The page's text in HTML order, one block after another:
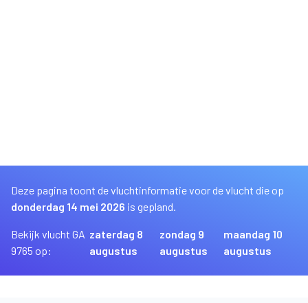
Deze pagina toont de vluchtinformatie voor de vlucht die op
donderdag 14 mei 2026 is gepland.
Bekijk vlucht GA
9765 op:
zaterdag 8
augustus
zondag 9
augustus
maandag 10
augustus